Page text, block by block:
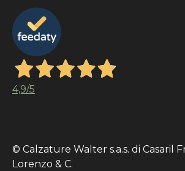
4,9/5
© Calzature Walter s.a.s. di Casaril
Lorenzo & C.